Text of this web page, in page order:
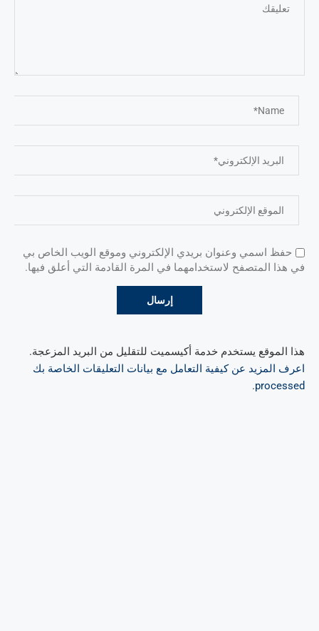
حفظ اسمي وعنوان بريدي الإلكتروني وموقع الويب الخاص بي
في هذا المتصفح لاستخدامهما في المرة القادمة التي أعلق فيها.
هذا الموقع يستخدم خدمة أكيسميت للتقليل من البريد المزعجة.
اعرف المزيد عن كيفية التعامل مع بيانات التعليقات الخاصة بك
processed
.